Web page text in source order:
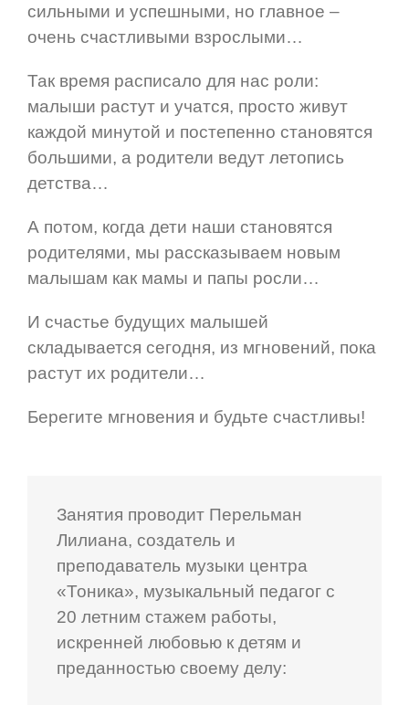
сильными и успешными, но главное –
очень счастливыми взрослыми…
Так время расписало для нас роли:
малыши растут и учатся, просто живут
каждой минутой и постепенно становятся
большими, а родители ведут летопись
детства…
А потом, когда дети наши становятся
родителями, мы рассказываем новым
малышам как мамы и папы росли…
И счастье будущих малышей
складывается сегодня, из мгновений, пока
растут их родители…
Берегите мгновения и будьте счастливы!
Занятия проводит Перельман
Лилиана, создатель и
преподаватель музыки центра
«Тоника», музыкальный педагог с
20 летним стажем работы,
искренней любовью к детям и
преданностью своему делу: